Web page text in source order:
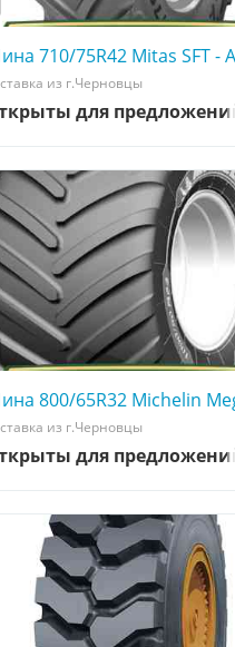
☎️ 0507773380
710/75R42 Mitas SFT -
из г.Черновцы
для предложений
☎️ 0507773380
800/65R32 Michelin
из г.Черновцы
для предложений